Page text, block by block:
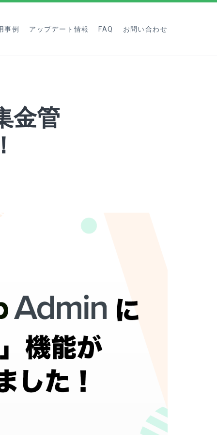
事例 アップデート情報 FAQ お問い合わせ
金管